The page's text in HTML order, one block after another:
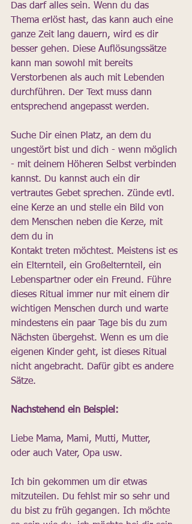
Das darf alles sein. Wenn du das
Thema erlöst hast, das kann auch eine
ganze Zeit lang dauern, wird es dir
besser gehen. Diese Auflösungssätze
kann man sowohl mit bereits
Verstorbenen als auch mit Lebenden
durchführen. Der Text muss dann
entsprechend angepasst werden.
Suche Dir einen Platz, an dem du
ungestört bist und dich - wenn möglich
- mit deinem Höheren Selbst verbinden
kannst. Du kannst auch ein dir
vertrautes Gebet sprechen. Zünde evtl.
eine Kerze an und stelle ein Bild von
dem Menschen neben die Kerze, mit
dem du in
Kontakt treten möchtest. Meistens ist es
ein Elternteil, ein Großelternteil, ein
Lebenspartner oder ein Freund. Führe
dieses Ritual immer nur mit einem dir
wichtigen Menschen durch und warte
mindestens ein paar Tage bis du zum
Nächsten übergehst. Wenn es um die
eigenen Kinder geht, ist dieses Ritual
nicht angebracht. Dafür gibt es andere
Sätze.
Nachstehend ein Beispiel:
Liebe Mama, Mami, Mutti, Mutter,
oder auch Vater, Opa usw.
Ich bin gekommen um dir etwas
mitzuteilen. Du fehlst mir so sehr und
du bist zu früh gegangen. Ich möchte